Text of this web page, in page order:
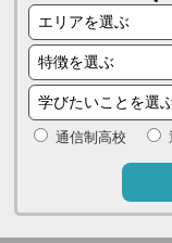
通信制高校